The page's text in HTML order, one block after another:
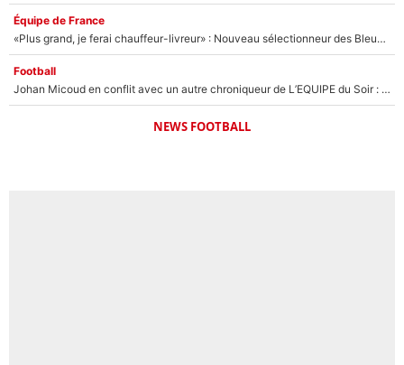
Équipe de France
«Plus grand, je ferai chauffeur-livreur» : Nouveau sélectionneur des Bleus, Zinédine Zidane s’était imaginé un avenir très différent lorsqu'il était enfant
Football
Johan Micoud en conflit avec un autre chroniqueur de L’EQUIPE du Soir : «Pendant un moment, je ne les ai pas remis ensemble dans l'émission»
NEWS FOOTBALL